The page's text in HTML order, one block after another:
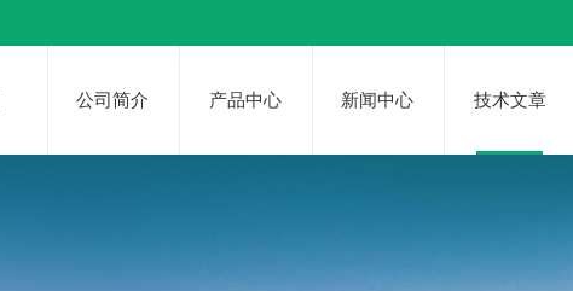
公司简介 产品中心 新闻中心 技术文章